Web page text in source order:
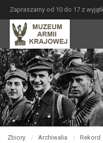
Zapraszamy od 10 do 17 z
Zbiory Archiwalia Rekord